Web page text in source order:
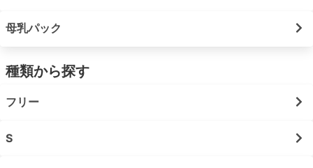
母乳パック
種類から探す
フリー
S